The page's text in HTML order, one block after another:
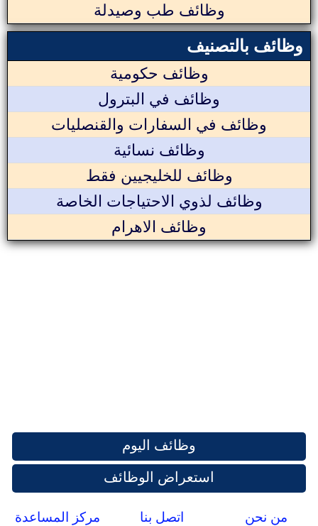
وظائف طب وصيدلة
وظائف بالتصنيف
وظائف حكومية
وظائف في البترول
وظائف في السفارات والقنصليات
وظائف نسائية
وظائف للخليجيين فقط
وظائف لذوي الاحتياجات الخاصة
وظائف الاهرام
وظائف اليوم
استعراض الوظائف
من نحن اتصل بنا مركز المساعدة